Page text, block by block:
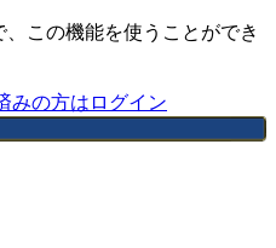
この機能を使うことができ
みの方はログイン